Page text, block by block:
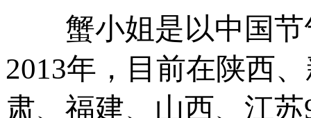
蟹小姐是以中国节
2013年，目前在陕西
肃、福建、山西、江